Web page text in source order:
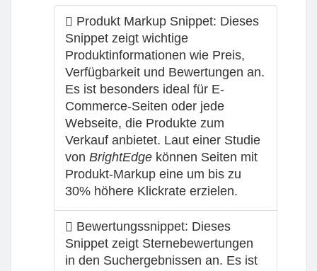
Produkt Markup Snippet: Dieses
Snippet zeigt wichtige
Produktinformationen wie Preis,
Verfügbarkeit und Bewertungen an.
Es ist besonders ideal für E-
Commerce-Seiten oder jede
Webseite, die Produkte zum
Verkauf anbietet. Laut einer Studie
von BrightEdge können Seiten mit
Produkt-Markup eine um bis zu
30% höhere Klickrate erzielen.
Bewertungssnippet: Dieses
Snippet zeigt Sternebewertungen
in den Suchergebnissen an. Es ist